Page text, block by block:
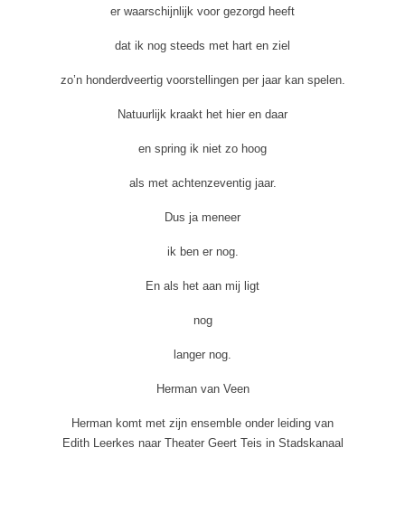
er waarschijnlijk voor gezorgd heeft
dat ik nog steeds met hart en ziel
zo’n honderdveertig voorstellingen per jaar kan spelen.
Natuurlijk kraakt het hier en daar
en spring ik niet zo hoog
als met achtenzeventig jaar.
Dus ja meneer
ik ben er nog.
En als het aan mij ligt
nog
langer nog.
Herman van Veen
Herman komt met zijn ensemble onder leiding van
Edith Leerkes naar Theater Geert Teis in Stadskanaal